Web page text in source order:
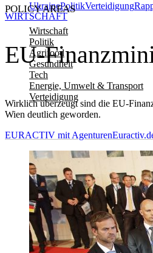
POLICY AREAS
Wirtschaft
Politik
Agrifood
Gesundheit
Tech
Energie, Umwelt & Transport
Verteidigung
UkrainePolitikVerteidigung
EU-
Wirklich überzeugt sind die EU-
Wien deutlich geworden.
WIRTSCHAFT
EURACTIV mit Agenturen